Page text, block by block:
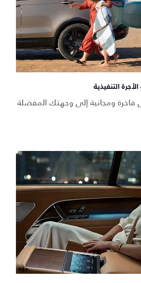
التنفيذية
فاخرة ومجانية إلى وجهتك المفضلة